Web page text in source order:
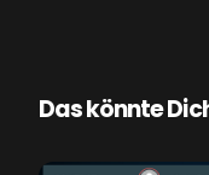
Das könnte